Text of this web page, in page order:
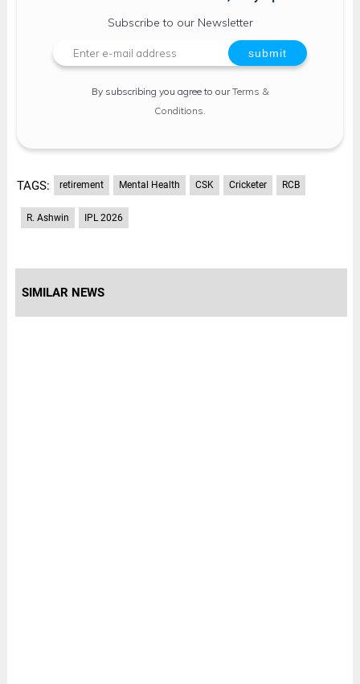
Subscribe to our Newsletter
By subscribing you agree to ourTerms &
Conditions
TAGS: retirement Mental Health CSK Cricketer RCB
R. Ashwin IPL 2026
SIMILAR NEWS